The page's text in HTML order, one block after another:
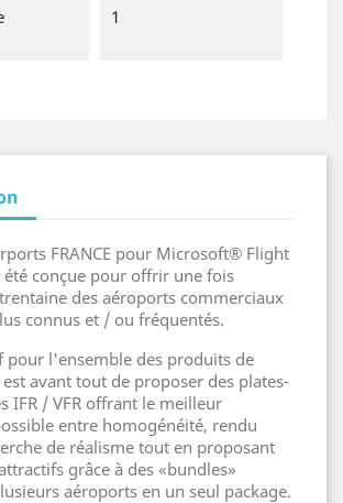
1
FRANCE pour Microsoft® Flight
conçue pour offrir une fois
des aéroports commerciaux
connus et / ou fréquentés.
pour l'ensemble des produits de
avant tout de proposer des plates-
IFR / VFR offrant le meilleur
entre homogénéité, rendu
de réalisme tout en proposant
grâce à des «bundles»
aéroports en un seul package.